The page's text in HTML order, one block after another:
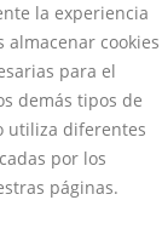
la experiencia
almacenar cookies
para el
demás tipos de
utiliza diferentes
por los
páginas.